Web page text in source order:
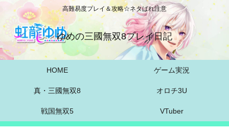
高難易度プレイ＆攻略☆ネタばれ注意
ゆめの三國無双8プレイ日記
HOME ゲーム実況
真・三國無双8 オロチ3U
戦国無双5 VTuber